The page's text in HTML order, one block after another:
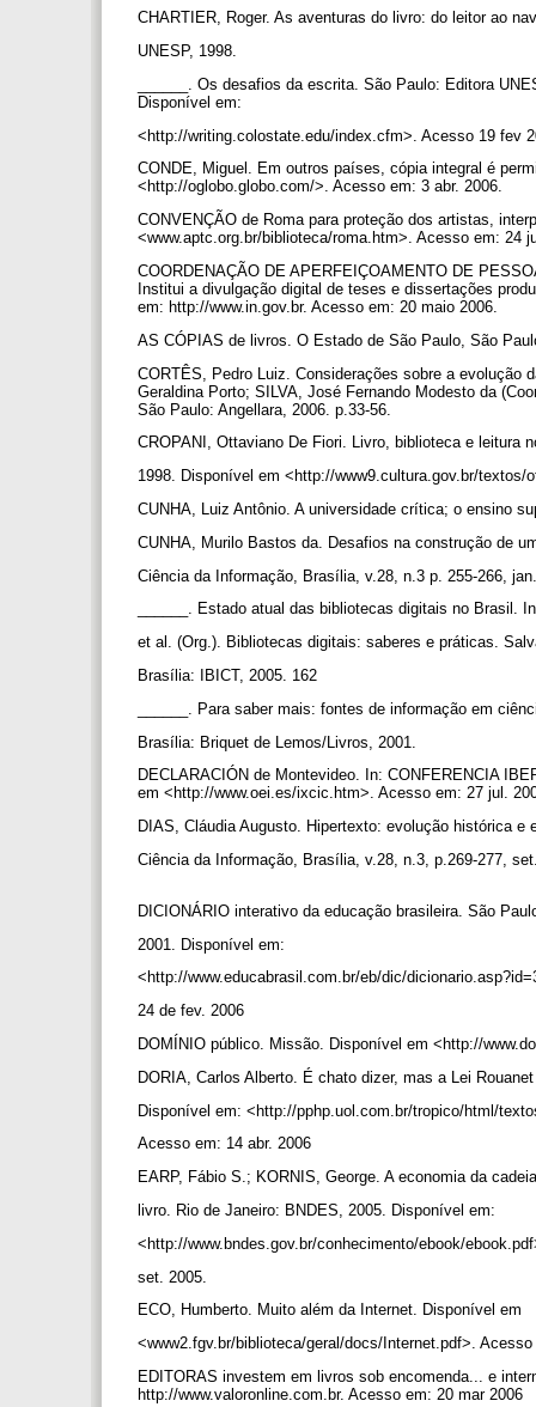
CHARTIER, Roger. As aventuras do livro: do leitor ao
UNESP, 1998.
______. Os desafios da escrita. São Paulo: Editora
Disponível em:
<http://writing.colostate.edu/index.cfm>. Acesso 19 fev
CONDE, Miguel. Em outros países, cópia integral é
<http://oglobo.globo.com/>. Acesso em: 3 abr. 2006.
CONVENÇÃO de Roma para proteção dos artistas,
<www.aptc.org.br/biblioteca/roma.htm>. Acesso em: 24
COORDENAÇÃO DE APERFEIÇOAMENTO DE
Institui a divulgação digital de teses e dissertações
em: http://www.in.gov.br. Acesso em: 20 maio 2006.
AS CÓPIAS de livros. O Estado de São Paulo, São
CORTÊS, Pedro Luiz. Considerações sobre a
Geraldina Porto; SILVA, José Fernando Modesto da
São Paulo: Angellara, 2006. p.33-56.
CROPANI, Ottaviano De Fiori. Livro, biblioteca e leitura
1998. Disponível em <http://www9.cultura.gov.br/
CUNHA, Luiz Antônio. A universidade crítica; o ensino
CUNHA, Murilo Bastos da. Desafios na construção de
Ciência da Informação, Brasília, v.28, n.3 p. 255-266,
______. Estado atual das bibliotecas digitais no Brasil.
et al. (Org.). Bibliotecas digitais: saberes e práticas.
Brasília: IBICT, 2005. 162
______. Para saber mais: fontes de informação em
Brasília: Briquet de Lemos/Livros, 2001.
DECLARACIÓN de Montevideo. In: CONFERENCIA
em <http://www.oei.es/ixcic.htm>. Acesso em: 27 jul.
DIAS, Cláudia Augusto. Hipertexto: evolução histórica
Ciência da Informação, Brasília, v.28, n.3, p.269-277,
DICIONÁRIO interativo da educação brasileira. São
2001. Disponível em:
<http://www.educabrasil.com.br/eb/dic/
24 de fev. 2006
DOMÍNIO público. Missão. Disponível em <http://
DORIA, Carlos Alberto. É chato dizer, mas a Lei
Disponível em: <http://pphp.uol.com.br/tropico/html/
Acesso em: 14 abr. 2006
EARP, Fábio S.; KORNIS, George. A economia da
livro. Rio de Janeiro: BNDES, 2005. Disponível em:
<http://www.bndes.gov.br/conhecimento/ebook/
set. 2005.
ECO, Humberto. Muito além da Internet. Disponível em
<www2.fgv.br/biblioteca/geral/docs/Internet.pdf>.
EDITORAS investem em livros sob encomenda... e
http://www.valoronline.com.br. Acesso em: 20 mar 2006